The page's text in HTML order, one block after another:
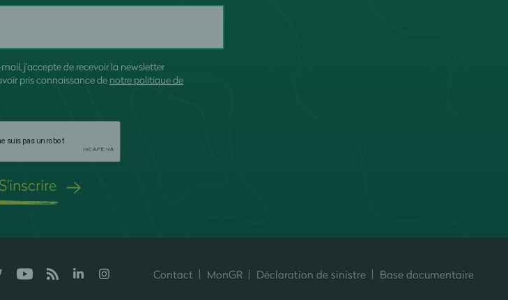
j'accepte de recevoir la newsletter
pris connaissance de notre politique de
S'inscrire
Contact MonGR Déclaration de sinistre Base documentaire
la conformité avec les réglementations. Personnalisez vos préférences pour contrôler la manière dont vos